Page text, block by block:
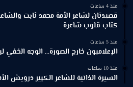
منذ 4 ساعات
قصيدتان لشاعر الأمة محمد ثابت
كتاب قلوب شاعرة
منذ 5 ساعات
الإعلاميون خارج الصورة… الوجه الخفي
منذ 10 ساعات
السيرة الذاتية للشاعر الكبير درويش